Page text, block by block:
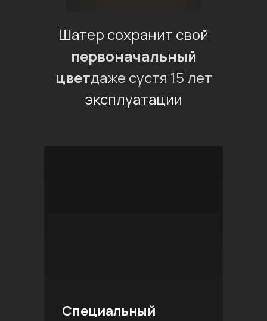
Шатер сохранит свой
первоначальный
цветдаже сустя 15 лет
эксплуатации
Специальный